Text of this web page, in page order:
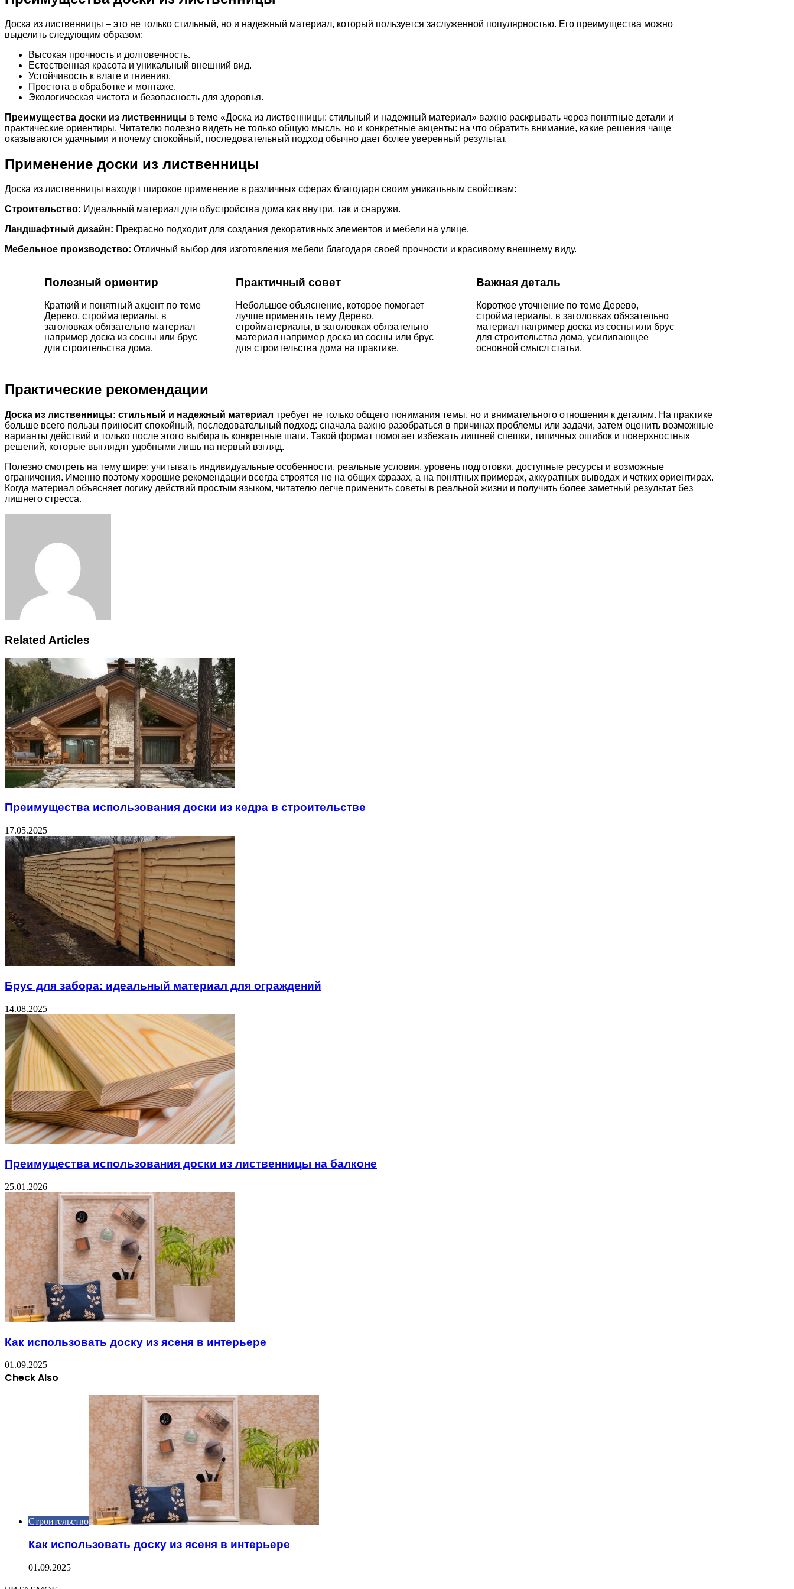
Доска из лиственницы – это не только стильный, но и надежный материал, который пользуется заслуженной популярностью. Его преимущества можно
выделить следующим образом:
Высокая прочность и долговечность.
Естественная красота и уникальный внешний вид.
Устойчивость к влаге и гниению.
Простота в обработке и монтаже.
Экологическая чистота и безопасность для здоровья.
Преимущества доски из лиственницы в теме «Доска из лиственницы: стильный и надежный материал» важно раскрывать через понятные детали и
практические ориентиры. Читателю полезно видеть не только общую мысль, но и конкретные акценты: на что обратить внимание, какие решения чаще
оказываются удачными и почему спокойный, последовательный подход обычно дает более уверенный результат.
Применение доски из лиственницы
Доска из лиственницы находит широкое применение в различных сферах благодаря своим уникальным свойствам:
Строительство: Идеальный материал для обустройства дома как внутри, так и снаружи.
Ландшафтный дизайн: Прекрасно подходит для создания декоративных элементов и мебели на улице.
Мебельное производство: Отличный выбор для изготовления мебели благодаря своей прочности и красивому внешнему виду.
Полезный ориентир
Краткий и понятный акцент по теме
Дерево, стройматериалы, в
заголовках обязательно материал
например доска из сосны или брус
для строительства дома.
Практичный совет
Небольшое объяснение, которое помогает
лучше применить тему Дерево,
стройматериалы, в заголовках обязательно
материал например доска из сосны или брус
для строительства дома на практике.
Важная деталь
Короткое уточнение по теме Дерево,
стройматериалы, в заголовках обязательно
материал например доска из сосны или брус
для строительства дома, усиливающее
основной смысл статьи.
Практические рекомендации
Доска из лиственницы: стильный и надежный материал требует не только общего понимания темы, но и внимательного отношения к деталям. На практике
больше всего пользы приносит спокойный, последовательный подход: сначала важно разобраться в причинах проблемы или задачи, затем оценить возможные
варианты действий и только после этого выбирать конкретные шаги. Такой формат помогает избежать лишней спешки, типичных ошибок и поверхностных
решений, которые выглядят удобными лишь на первый взгляд.
Полезно смотреть на тему шире: учитывать индивидуальные особенности, реальные условия, уровень подготовки, доступные ресурсы и возможные
ограничения. Именно поэтому хорошие рекомендации всегда строятся не на общих фразах, а на понятных примерах, аккуратных выводах и четких ориентирах.
Когда материал объясняет логику действий простым языком, читателю легче применить советы в реальной жизни и получить более заметный результат без
лишнего стресса.
Related Articles
Преимущества использования доски из кедра в строительстве
17.05.2025
Брус для забора: идеальный материал для ограждений
14.08.2025
Преимущества использования доски из лиственницы на балконе
25.01.2026
Как использовать доску из ясеня в интерьере
01.09.2025
Check Also
Строительство
Как использовать доску из ясеня в интерьере
01.09.2025